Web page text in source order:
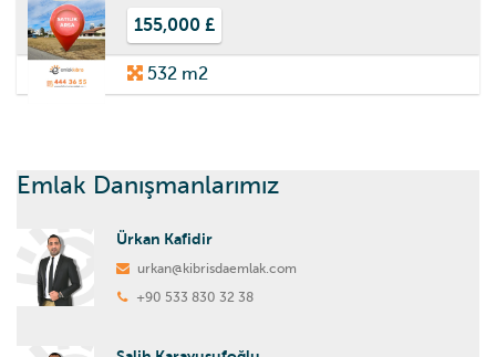
155,000 £
532 m2
Emlak Danışmanlarımız
Ürkan Kafidir
urkan@kibrisdaemlak.com
+90 533 830 32 38